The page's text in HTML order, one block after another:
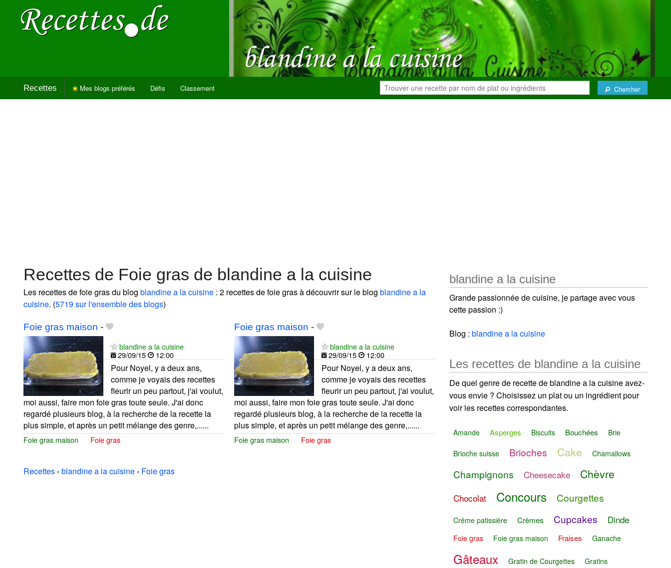
Recettes Chercher
Mes blogs préférés Défis Classement
Recettes de Foie gras de blandine a la cuisine
Les recettes de foie gras du blog blandine a la cuisine : 2 recettes de foie gras à découvrir sur le blog blandine a la
cuisine. (5719 sur l'ensemble des blogs)
Foie gras maison -
blandine a la cuisine
29/09/15
12:00
Pour Noyel, y a deux ans,
comme je voyais des recettes
fleurir un peu partout, j'ai voulut,
moi aussi, faire mon foie gras toute seule. J'ai donc
regardé plusieurs blog, à la recherche de la recette la
plus simple, et après un petit mélange des genre,......
Foie gras maison Foie gras
Foie gras maison -
blandine a la cuisine
29/09/15
12:00
Pour Noyel, y a deux ans,
comme je voyais des recettes
fleurir un peu partout, j'ai voulut,
moi aussi, faire mon foie gras toute seule. J'ai donc
regardé plusieurs blog, à la recherche de la recette la
plus simple, et après un petit mélange des genre,......
Foie gras maison Foie gras
Recettes › blandine a la cuisine › Foie gras
blandine a la cuisine
Grande passionnée de cuisine, je partage avec vous
cette passion :)
Blog :blandine a la cuisine
Les recettes de blandine a la cuisine
De quel genre de recette de blandine a la cuisine avez-
vous envie ? Choisissez un plat ou un ingrédient pour
voir les recettes correspondantes.
Amande Asperges Biscuits Bouchées Brie
Brioche suisse Brioches Cake Chamallows
Champignons Cheesecake Chèvre
Chocolat Concours Courgettes
Crême patissière Crèmes Cupcakes Dinde
Foie gras Foie gras maison Fraises Ganache
Gâteaux Gratin de Courgettes Gratins